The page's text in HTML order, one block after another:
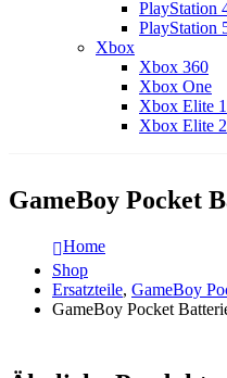
PlayStation
PlayStation
Xbox
Xbox 360
Xbox One
Xbox Elite 1
Xbox Elite 2
GameBoy Pocket
Home
Shop
Ersatzteile, GameBoy
GameBoy Pocket